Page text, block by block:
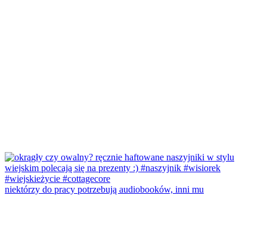
niektórzy do pracy potrzebują audiobooków, inni mu